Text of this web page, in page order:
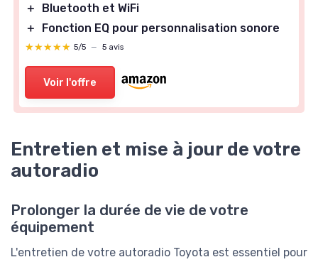
＋
Bluetooth et WiFi
＋
Fonction EQ pour personnalisation sonore
★★★★★
★★★★★ 5/5 — 5 avis
Voir l'offre
Entretien et mise à jour de votre
autoradio
Prolonger la durée de vie de votre
équipement
L'entretien de votre autoradio Toyota est essentiel pour